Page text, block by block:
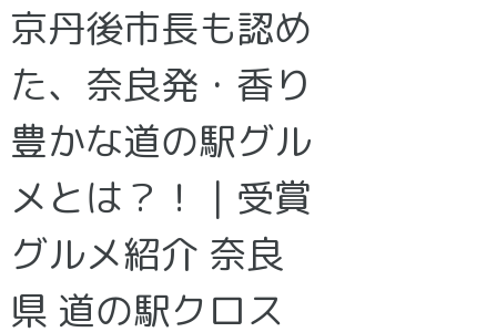
京丹後市長も認め
た、奈良発・香り
豊かな道の駅グル
メとは？！｜受賞
グルメ紹介 奈良
県 道の駅クロス